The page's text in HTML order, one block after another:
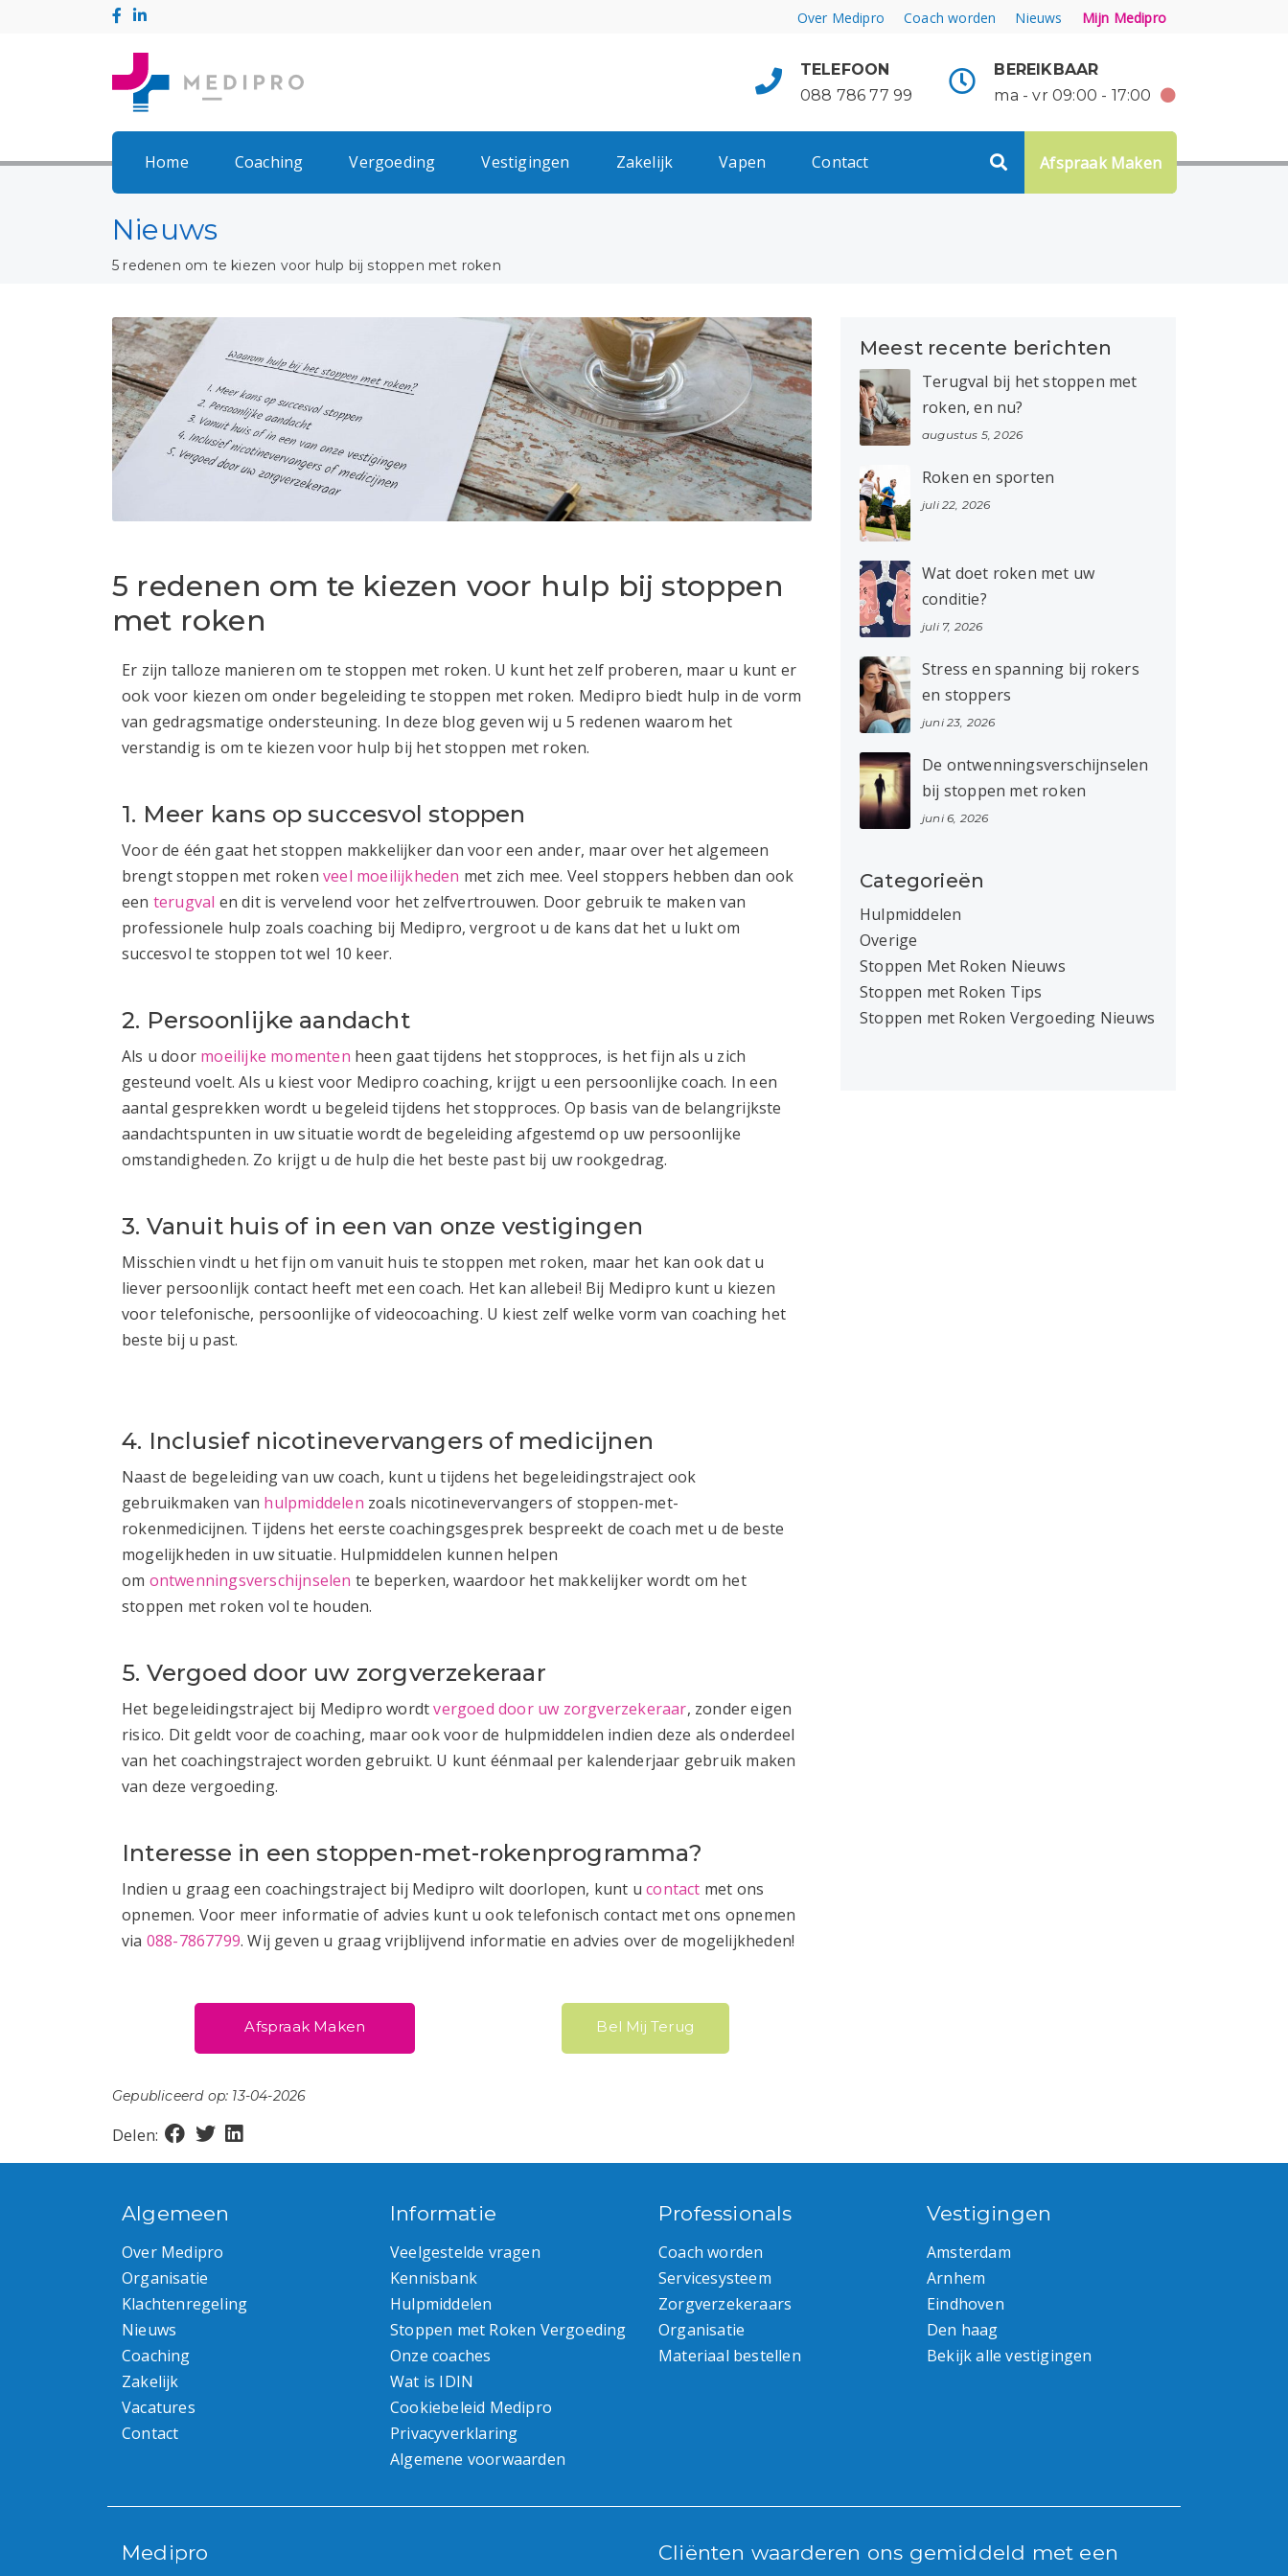
Over Medipro Coach worden Nieuws Mijn Medipro
TELEFOON
088 786 77 99
BEREIKBAAR
ma - vr 09:00 - 17:00
Home Coaching Vergoeding Vestigingen Zakelijk Vapen Contact Afspraak Maken
Nieuws
5 redenen om te kiezen voor hulp bij stoppen met roken
5 redenen om te kiezen voor hulp bij stoppen
met roken
Er zijn talloze manieren om te stoppen met roken. U kunt het zelf proberen, maar u kunt er
ook voor kiezen om onder begeleiding te stoppen met roken. Medipro biedt hulp in de vorm
van gedragsmatige ondersteuning. In deze blog geven wij u 5 redenen waarom het
verstandig is om te kiezen voor hulp bij het stoppen met roken.
1. Meer kans op succesvol stoppen
Voor de één gaat het stoppen makkelijker dan voor een ander, maar over het algemeen
brengt stoppen met roken veel moeilijkheden met zich mee. Veel stoppers hebben dan ook
een terugval en dit is vervelend voor het zelfvertrouwen. Door gebruik te maken van
professionele hulp zoals coaching bij Medipro, vergroot u de kans dat het u lukt om
succesvol te stoppen tot wel 10 keer.
2. Persoonlijke aandacht
Als u door moeilijke momenten heen gaat tijdens het stopproces, is het fijn als u zich
gesteund voelt. Als u kiest voor Medipro coaching, krijgt u een persoonlijke coach. In een
aantal gesprekken wordt u begeleid tijdens het stopproces. Op basis van de belangrijkste
aandachtspunten in uw situatie wordt de begeleiding afgestemd op uw persoonlijke
omstandigheden. Zo krijgt u de hulp die het beste past bij uw rookgedrag.
3. Vanuit huis of in een van onze vestigingen
Misschien vindt u het fijn om vanuit huis te stoppen met roken, maar het kan ook dat u
liever persoonlijk contact heeft met een coach. Het kan allebei! Bij Medipro kunt u kiezen
voor telefonische, persoonlijke of videocoaching. U kiest zelf welke vorm van coaching het
beste bij u past.
4. Inclusief nicotinevervangers of medicijnen
Naast de begeleiding van uw coach, kunt u tijdens het begeleidingstraject ook
gebruikmaken van hulpmiddelen zoals nicotinevervangers of stoppen-met-
rokenmedicijnen. Tijdens het eerste coachingsgesprek bespreekt de coach met u de beste
mogelijkheden in uw situatie. Hulpmiddelen kunnen helpen
om ontwenningsverschijnselen te beperken, waardoor het makkelijker wordt om het
stoppen met roken vol te houden.
5. Vergoed door uw zorgverzekeraar
Het begeleidingstraject bij Medipro wordtvergoed door uw zorgverzekeraar, zonder eigen
risico. Dit geldt voor de coaching, maar ook voor de hulpmiddelen indien deze als onderdeel
van het coachingstraject worden gebruikt. U kunt éénmaal per kalenderjaar gebruik maken
van deze vergoeding.
Interesse in een stoppen-met-rokenprogramma?
Indien u graag een coachingstraject bij Medipro wilt doorlopen, kunt ucontact met ons
opnemen. Voor meer informatie of advies kunt u ook telefonisch contact met ons opnemen
via 088-7867799. Wij geven u graag vrijblijvend informatie en advies over de mogelijkheden!
Afspraak Maken Bel Mij Terug
Gepubliceerd op: 13-04-2026
Delen:
Meest recente berichten
Terugval bij het stoppen met
roken, en nu?
augustus 5, 2026
Roken en sporten
juli 22, 2026
Wat doet roken met uw
conditie?
juli 7, 2026
Stress en spanning bij rokers
en stoppers
juni 23, 2026
De ontwenningsverschijnselen
bij stoppen met roken
juni 6, 2026
Categorieën
Hulpmiddelen
Overige
Stoppen Met Roken Nieuws
Stoppen met Roken Tips
Stoppen met Roken Vergoeding Nieuws
Algemeen
Over Medipro
Organisatie
Klachtenregeling
Nieuws
Coaching
Zakelijk
Vacatures
Contact
Informatie
Veelgestelde vragen
Kennisbank
Hulpmiddelen
Stoppen met Roken Vergoeding
Onze coaches
Wat is IDIN
Cookiebeleid Medipro
Privacyverklaring
Algemene voorwaarden
Professionals
Coach worden
Servicesysteem
Zorgverzekeraars
Organisatie
Materiaal bestellen
Vestigingen
Amsterdam
Arnhem
Eindhoven
Den haag
Bekijk alle vestigingen
Medipro Cliënten waarderen ons gemiddeld met een